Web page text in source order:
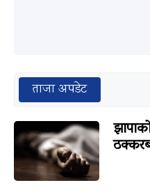
ताजा अपडेट